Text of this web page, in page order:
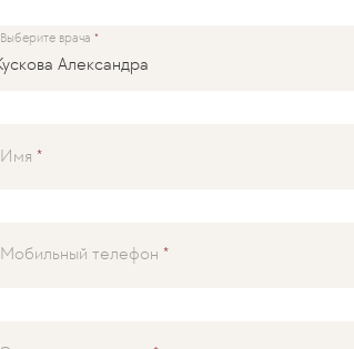
Выберите врача
Имя
Мобильный телефон